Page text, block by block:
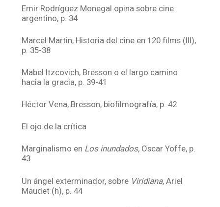
Emir Rodríguez Monegal opina sobre cine
argentino, p. 34
Marcel Martin, Historia del cine en 120 films (III),
p. 35-38
Mabel Itzcovich, Bresson o el largo camino
hacia la gracia, p. 39-41
Héctor Vena, Bresson, biofilmografía, p. 42
El ojo de la crítica
Marginalismo en Los inundados, Oscar Yoffe, p.
43
Un ángel exterminador, sobre Viridiana, Ariel
Maudet (h), p. 44